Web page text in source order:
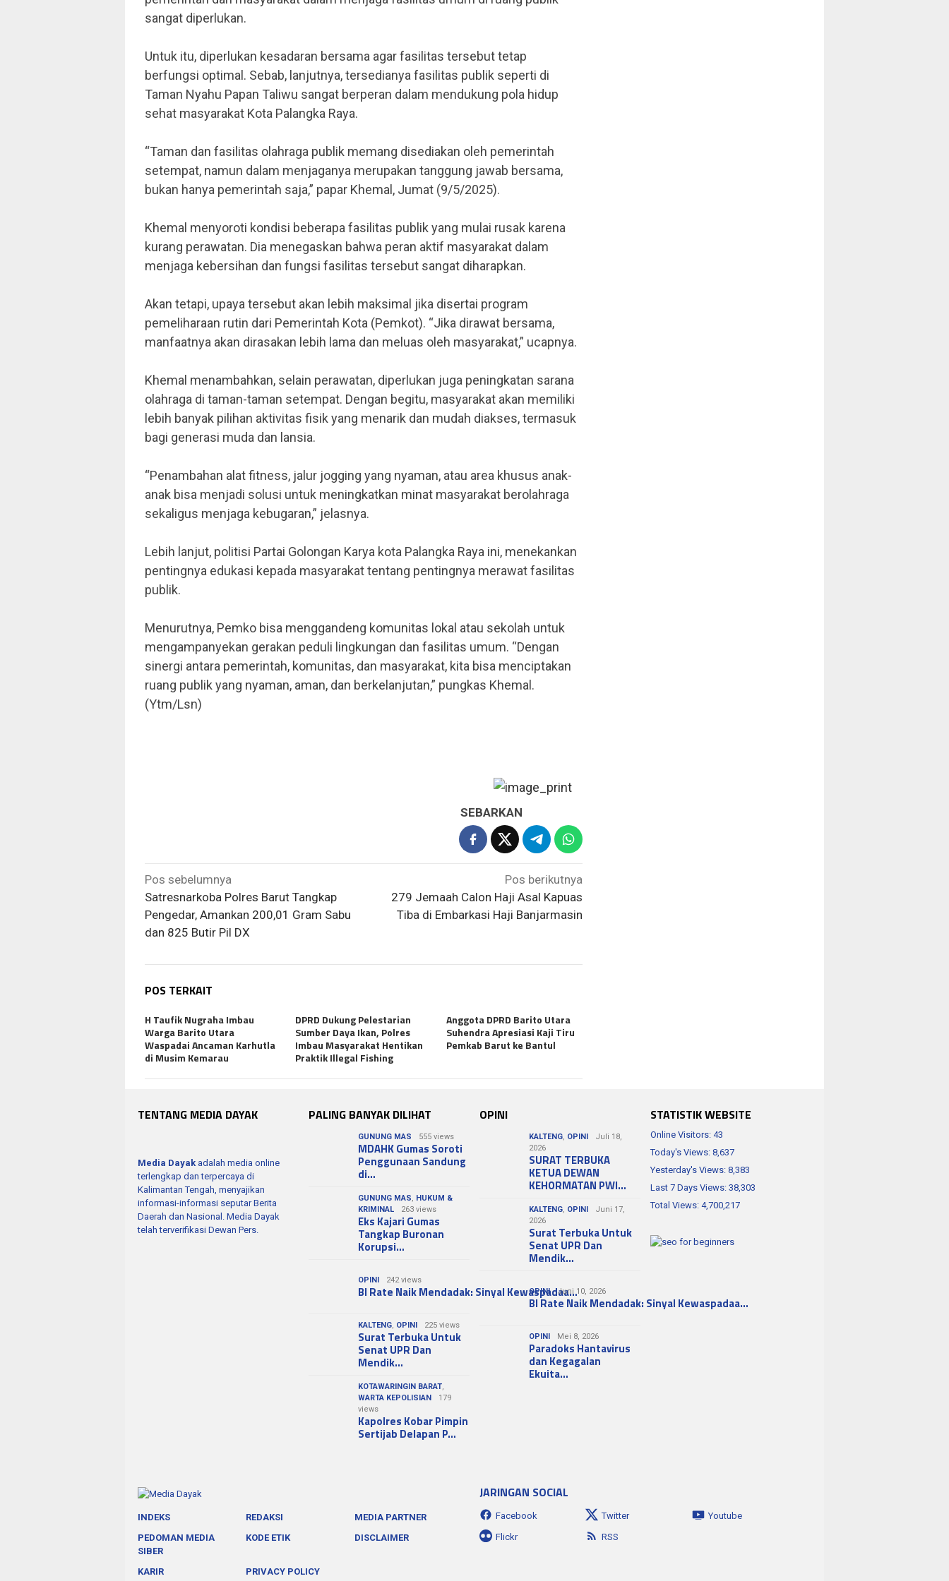
sangat diperlukan.
Untuk itu, diperlukan kesadaran bersama agar fasilitas tersebut tetap
berfungsi optimal. Sebab, lanjutnya, tersedianya fasilitas publik seperti di
Taman Nyahu Papan Taliwu sangat berperan dalam mendukung pola hidup
sehat masyarakat Kota Palangka Raya.
“Taman dan fasilitas olahraga publik memang disediakan oleh pemerintah
setempat, namun dalam menjaganya merupakan tanggung jawab bersama,
bukan hanya pemerintah saja,” papar Khemal, Jumat (9/5/2025).
Khemal menyoroti kondisi beberapa fasilitas publik yang mulai rusak karena
kurang perawatan. Dia menegaskan bahwa peran aktif masyarakat dalam
menjaga kebersihan dan fungsi fasilitas tersebut sangat diharapkan.
Akan tetapi, upaya tersebut akan lebih maksimal jika disertai program
pemeliharaan rutin dari Pemerintah Kota (Pemkot). “Jika dirawat bersama,
manfaatnya akan dirasakan lebih lama dan meluas oleh masyarakat,” ucapnya.
Khemal menambahkan, selain perawatan, diperlukan juga peningkatan sarana
olahraga di taman-taman setempat. Dengan begitu, masyarakat akan memiliki
lebih banyak pilihan aktivitas fisik yang menarik dan mudah diakses, termasuk
bagi generasi muda dan lansia.
“Penambahan alat fitness, jalur jogging yang nyaman, atau area khusus anak-
anak bisa menjadi solusi untuk meningkatkan minat masyarakat berolahraga
sekaligus menjaga kebugaran,” jelasnya.
Lebih lanjut, politisi Partai Golongan Karya kota Palangka Raya ini, menekankan
pentingnya edukasi kepada masyarakat tentang pentingnya merawat fasilitas
publik.
Menurutnya, Pemko bisa menggandeng komunitas lokal atau sekolah untuk
mengampanyekan gerakan peduli lingkungan dan fasilitas umum. “Dengan
sinergi antara pemerintah, komunitas, dan masyarakat, kita bisa menciptakan
ruang publik yang nyaman, aman, dan berkelanjutan,” pungkas Khemal.
(Ytm/Lsn)
SEBARKAN
Navigasi
pos
Pos sebelumnya
Satresnarkoba Polres Barut Tangkap
Pengedar, Amankan 200,01 Gram Sabu
dan 825 Butir Pil DX
Pos berikutnya
279 Jemaah Calon Haji Asal Kapuas
Tiba di Embarkasi Haji Banjarmasin
POS TERKAIT
H Taufik Nugraha Imbau
Warga Barito Utara
Waspadai Ancaman Karhutla
di Musim Kemarau
DPRD Dukung Pelestarian
Sumber Daya Ikan, Polres
Imbau Masyarakat Hentikan
Praktik Illegal Fishing
Anggota DPRD Barito Utara
Suhendra Apresiasi Kaji Tiru
Pemkab Barut ke Bantul
TENTANG MEDIA DAYAK
Media Dayak adalah media online
terlengkap dan terpercaya di
Kalimantan Tengah, menyajikan
informasi-informasi seputar Berita
Daerah dan Nasional. Media Dayak
telah terverifikasi Dewan Pers.
PALING BANYAK DILIHAT
GUNUNG MAS 555 views
MDAHK Gumas Soroti
Penggunaan Sandung
di…
GUNUNG MAS, HUKUM &
KRIMINAL
263 views
Eks Kajari Gumas
Tangkap Buronan
Korupsi…
OPINI 242 views
BI Rate Naik Mendadak: Sinyal Kewaspadaa…
KALTENG, OPINI 225 views
Surat Terbuka Untuk
Senat UPR Dan
Mendik…
KOTAWARINGIN BARAT,
WARTA KEPOLISIAN
179
views
Kapolres Kobar Pimpin
Sertijab Delapan P…
OPINI
KALTENG, OPINI
Juli 18,
2026
SURAT TERBUKA
KETUA DEWAN
KEHORMATAN PWI…
KALTENG, OPINI
Juni 17,
2026
Surat Terbuka Untuk
Senat UPR Dan
Mendik…
OPINI Juni 10, 2026
BI Rate Naik Mendadak: Sinyal Kewaspadaa…
OPINI Mei 8, 2026
Paradoks Hantavirus
dan Kegagalan
Ekuita…
STATISTIK WEBSITE
Online Visitors: 43
Today's Views: 8,637
Yesterday's Views: 8,383
Last 7 Days Views: 38,303
Total Views: 4,700,217
INDEKS REDAKSI
MEDIA PARTNER
PEDOMAN MEDIA
SIBER
KODE ETIK DISCLAIMER
KARIR PRIVACY POLICY
JARINGAN SOCIAL
Facebook Twitter
Youtube
Flickr
RSS